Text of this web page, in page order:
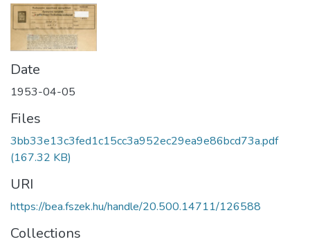
Date
1953-04-05
Files
3bb33e13c3fed1c15cc3a952ec29ea9e86bcd73a.pdf
(167.32 KB)
URI
https://bea.fszek.hu/handle/20.500.14711/126588
Collections